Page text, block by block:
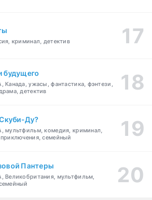
криминал, детектив
будущего
Канада, ужасы, фантастика, фэнтези,
детектив
Ду?
мультфильм, комедия, криминал,
семейный
Пантеры
Великобритания, мультфильм,